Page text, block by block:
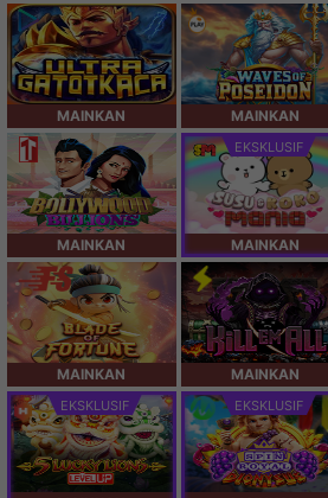
MAINKAN MAINKAN
MAINKAN
EKSKLUSIF
MAINKAN
MAINKAN MAINKAN
EKSKLUSIF EKSKLUSIF